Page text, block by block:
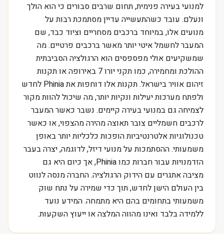
למנועי בעירה פנימית, תחום שרבים סבורים כי הוא הולך
ונעלם. עובד כשהתעשייה עדיין מסתמכת רבות על
מנועים אלו, במיוחד ברכבים מסחריים וציוד כבד, שם
המעבר לחשמל איטי יותר מאשר ברכבים פרטיים. מה
שמשקיעים אולי מפספסים הוא הרגולציה הסביבתית
ההולכת ומחמירה, כמו תקני יורו 7 באירופה או תקנות
זיהום אוויר בישראל. תקנות אלו דוחפות את Phinia לחדש
ולפתח מערכות יעילות ונקיות יותר, מה שיכול להוות מקור
לצמיחה גם במנועי בעירה קיימים. נשבר כאשר המעבר
לרכבים חשמליים צובר תאוצה מהירה מהצפוי, או כאשר
טכנולוגיות אלטרנטיביות הופכות כלכליות יותר באופן
משמעותי. ההסתמכות על מנועי דיזל, לדוגמה, יצרה בעבר
הזדמנויות עבור חברות כמו Phinia, אך כיום היא גם
מציבה אתגרים עם הידוק הרגולציה. החברה מנסה לנווט
בין העולם הישן לחדש, תוך כדי שמירה על נתח שוק
משמעותי בתחומים בהם היא מתמחה. המידע נועד
ללמידה בלבד ואינו מהווה המלצה או ייעוץ השקעות.